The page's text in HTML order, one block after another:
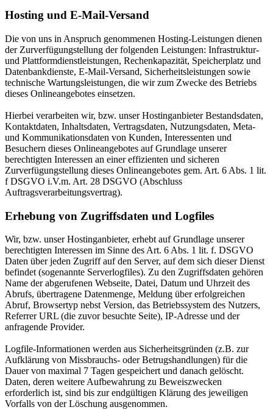
Hosting und E-Mail-Versand
Die von uns in Anspruch genommenen Hosting-Leistungen dienen
der Zurverfügungstellung der folgenden Leistungen: Infrastruktur-
und Plattformdienstleistungen, Rechenkapazität, Speicherplatz und
Datenbankdienste, E-Mail-Versand, Sicherheitsleistungen sowie
technische Wartungsleistungen, die wir zum Zwecke des Betriebs
dieses Onlineangebotes einsetzen.
Hierbei verarbeiten wir, bzw. unser Hostinganbieter Bestandsdaten,
Kontaktdaten, Inhaltsdaten, Vertragsdaten, Nutzungsdaten, Meta-
und Kommunikationsdaten von Kunden, Interessenten und
Besuchern dieses Onlineangebotes auf Grundlage unserer
berechtigten Interessen an einer effizienten und sicheren
Zurverfügungstellung dieses Onlineangebotes gem. Art. 6 Abs. 1 lit.
f DSGVO i.V.m. Art. 28 DSGVO (Abschluss
Auftragsverarbeitungsvertrag).
Erhebung von Zugriffsdaten und Logfiles
Wir, bzw. unser Hostinganbieter, erhebt auf Grundlage unserer
berechtigten Interessen im Sinne des Art. 6 Abs. 1 lit. f. DSGVO
Daten über jeden Zugriff auf den Server, auf dem sich dieser Dienst
befindet (sogenannte Serverlogfiles). Zu den Zugriffsdaten gehören
Name der abgerufenen Webseite, Datei, Datum und Uhrzeit des
Abrufs, übertragene Datenmenge, Meldung über erfolgreichen
Abruf, Browsertyp nebst Version, das Betriebssystem des Nutzers,
Referrer URL (die zuvor besuchte Seite), IP-Adresse und der
anfragende Provider.
Logfile-Informationen werden aus Sicherheitsgründen (z.B. zur
Aufklärung von Missbrauchs- oder Betrugshandlungen) für die
Dauer von maximal 7 Tagen gespeichert und danach gelöscht.
Daten, deren weitere Aufbewahrung zu Beweiszwecken
erforderlich ist, sind bis zur endgültigen Klärung des jeweiligen
Vorfalls von der Löschung ausgenommen.